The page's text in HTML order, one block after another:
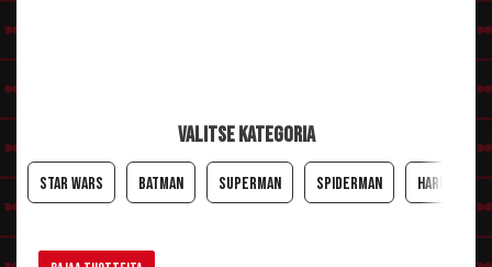
Valitse kategoria
Star Wars Batman Superman Spiderman Harry